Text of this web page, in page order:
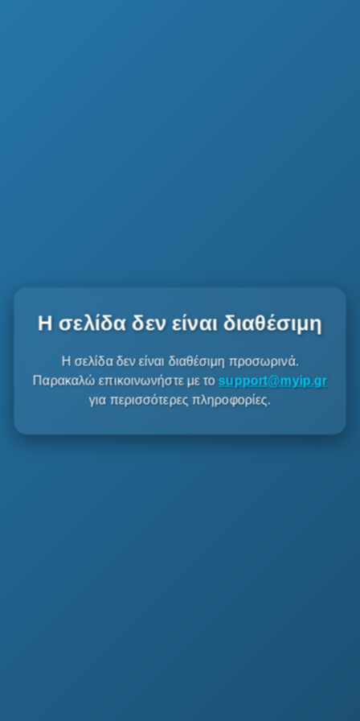
Η σελίδα δεν είναι διαθέσιμη
Η σελίδα δεν είναι διαθέσιμη προσωρινά.
Παρακαλώ επικοινωνήστε με τοsupport@myip.gr
για περισσότερες πληροφορίες.